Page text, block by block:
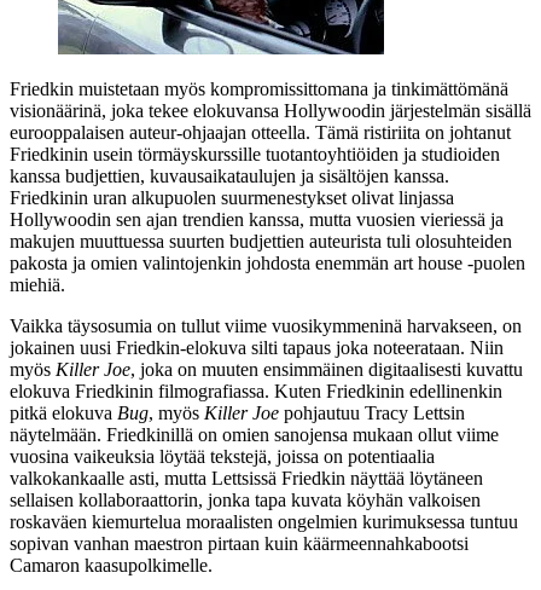
Friedkin muistetaan myös kompromissittomana ja tinkimättömänä
visionäärinä, joka tekee elokuvansa Hollywoodin järjestelmän sisällä
eurooppalaisen auteur-ohjaajan otteella. Tämä ristiriita on johtanut
Friedkinin usein törmäyskurssille tuotantoyhtiöiden ja studioiden
kanssa budjettien, kuvausaikataulujen ja sisältöjen kanssa.
Friedkinin uran alkupuolen suurmenestykset olivat linjassa
Hollywoodin sen ajan trendien kanssa, mutta vuosien vieriessä ja
makujen muuttuessa suurten budjettien auteurista tuli olosuhteiden
pakosta ja omien valintojenkin johdosta enemmän art house ‑puolen
miehiä.
Vaikka täysosumia on tullut viime vuosikymmeninä harvakseen, on
jokainen uusi Friedkin-elokuva silti tapaus joka noteerataan. Niin
myös Killer Joe, joka on muuten ensimmäinen digitaalisesti kuvattu
elokuva Friedkinin filmografiassa. Kuten Friedkinin edellinenkin
pitkä elokuva Bug, myös Killer Joe pohjautuu Tracy Lettsin
näytelmään. Friedkinillä on omien sanojensa mukaan ollut viime
vuosina vaikeuksia löytää tekstejä, joissa on potentiaalia
valkokankaalle asti, mutta Lettsissä Friedkin näyttää löytäneen
sellaisen kollaboraattorin, jonka tapa kuvata köyhän valkoisen
roskaväen kiemurtelua moraalisten ongelmien kurimuksessa tuntuu
sopivan vanhan maestron pirtaan kuin käärmeennahkabootsi
Camaron kaasupolkimelle.